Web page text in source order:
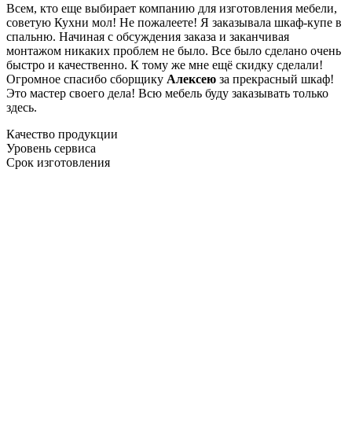
Всем, кто еще выбирает компанию для изготовления мебели,
советую Кухни мол! Не пожалеете! Я заказывала шкаф-купе в
спальню. Начиная с обсуждения заказа и заканчивая
монтажом никаких проблем не было. Все было сделано очень
быстро и качественно. К тому же мне ещё скидку сделали!
Огромное спасибо сборщику Алексею за прекрасный шкаф!
Это мастер своего дела! Всю мебель буду заказывать только
здесь.
Качество продукции
Уровень сервиса
Срок изготовления